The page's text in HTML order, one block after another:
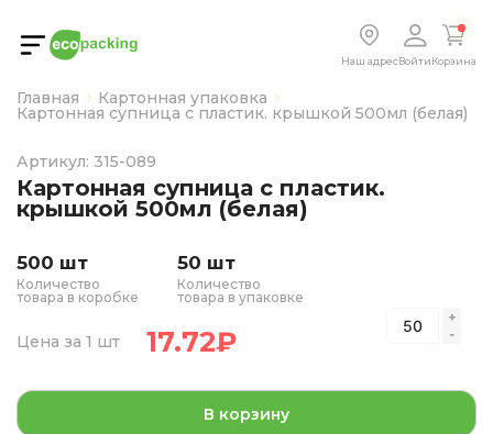
Наш адресВойтиКорзина
Главная Картонная упаковка
Картонная супница с пластик. крышкой 500мл (белая)
Артикул: 315-089
Картонная супница с пластик.
крышкой 500мл (белая)
500 шт
Количество
товара в коробке
50 шт
Количество
товара в упаковке
Цена за 1 шт 17.72₽
В корзину